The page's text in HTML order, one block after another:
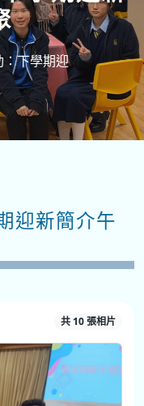
下學期迎
迎新簡介午
共 10 張相片